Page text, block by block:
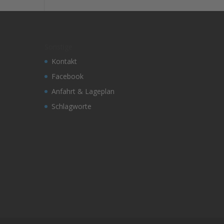
Kontakt
Facebook
Anfahrt & Lageplan
Schlagworte